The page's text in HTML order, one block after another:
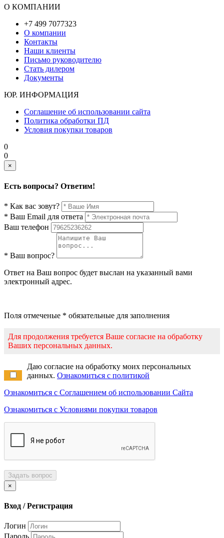
О КОМПАНИИ
+7 499 7077323
О компании
Контакты
Наши клиенты
Письмо руководителю
Стать дилером
Документы
ЮР. ИНФОРМАЦИЯ
Соглашение об использовании сайта
Политика обработки ПД
Условия покупки товаров
0
0
×
Есть вопросы? Ответим!
* Как вас зовут?
* Ваш Email для ответа
Ваш телефон
* Ваш вопрос?
Ответ на Ваш вопрос будет выслан на указанный вами
электронный адрес.
Поля отмеченые * обязательные для заполнения
Для продолжения требуется Ваше согласие на обработку
Ваших персональных данных.
Даю согласие на обработку моих персональных
данных. Ознакомиться с политикой
Ознакомиться с Соглашением об использовании Сайта
Ознакомиться с Условиями покупки товаров
Задать вопрос
×
Вход / Регистрация
Логин